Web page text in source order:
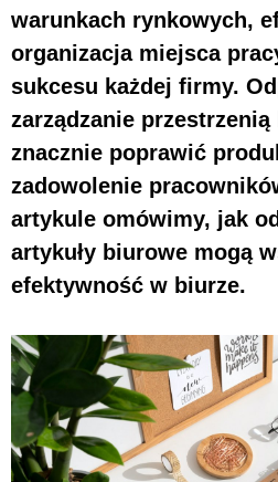
warunkach rynkowych,
organizacja miejsca
sukcesu każdej firmy.
zarządzanie
znacznie poprawić
zadowolenie
artykule omówimy, jak
artykuły biurowe mogą
efektywność w biurze.